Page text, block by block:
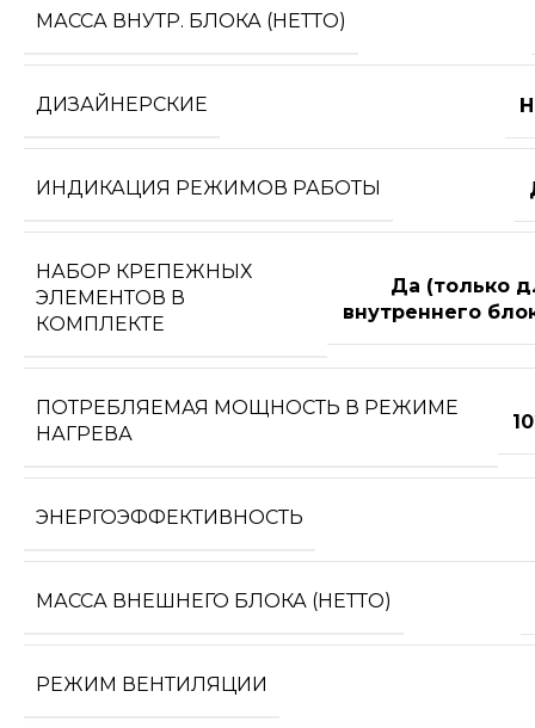
МАССА ВНУТР. БЛОКА (НЕТТО)
ДИЗАЙНЕРСКИЕ
ИНДИКАЦИЯ РЕЖИМОВ РАБОТЫ
НАБОР КРЕПЕЖНЫХ
ЭЛЕМЕНТОВ В
КОМПЛЕКТЕ
Да (только
внутреннего
ПОТРЕБЛЯЕМАЯ МОЩНОСТЬ В РЕЖИМЕ
НАГРЕВА
ЭНЕРГОЭФФЕКТИВНОСТЬ
МАССА ВНЕШНЕГО БЛОКА (НЕТТО)
РЕЖИМ ВЕНТИЛЯЦИИ